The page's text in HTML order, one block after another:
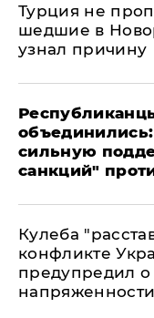
Турция не
шедшие в
узнал причину
сильную
санкций"
Кулеба
конфликте
предупредил о
напряженности